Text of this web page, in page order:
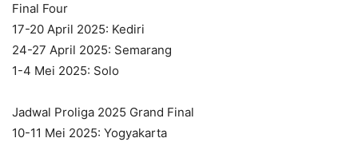
Final Four
17-20 April 2025: Kediri
24-27 April 2025: Semarang
1-4 Mei 2025: Solo
Jadwal Proliga 2025 Grand Final
10-11 Mei 2025: Yogyakarta